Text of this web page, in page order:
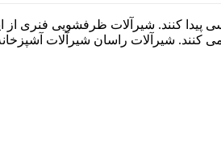
کنند. شیرآلات ظرفشویی فنری از
می کنند. شیرآلات راسان شیرآلات